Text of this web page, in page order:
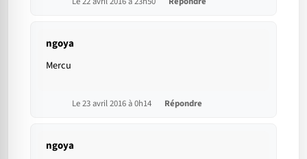
ngoya
Mercu
Le 23 avril 2016 à 0h14 Répondre
ngoya